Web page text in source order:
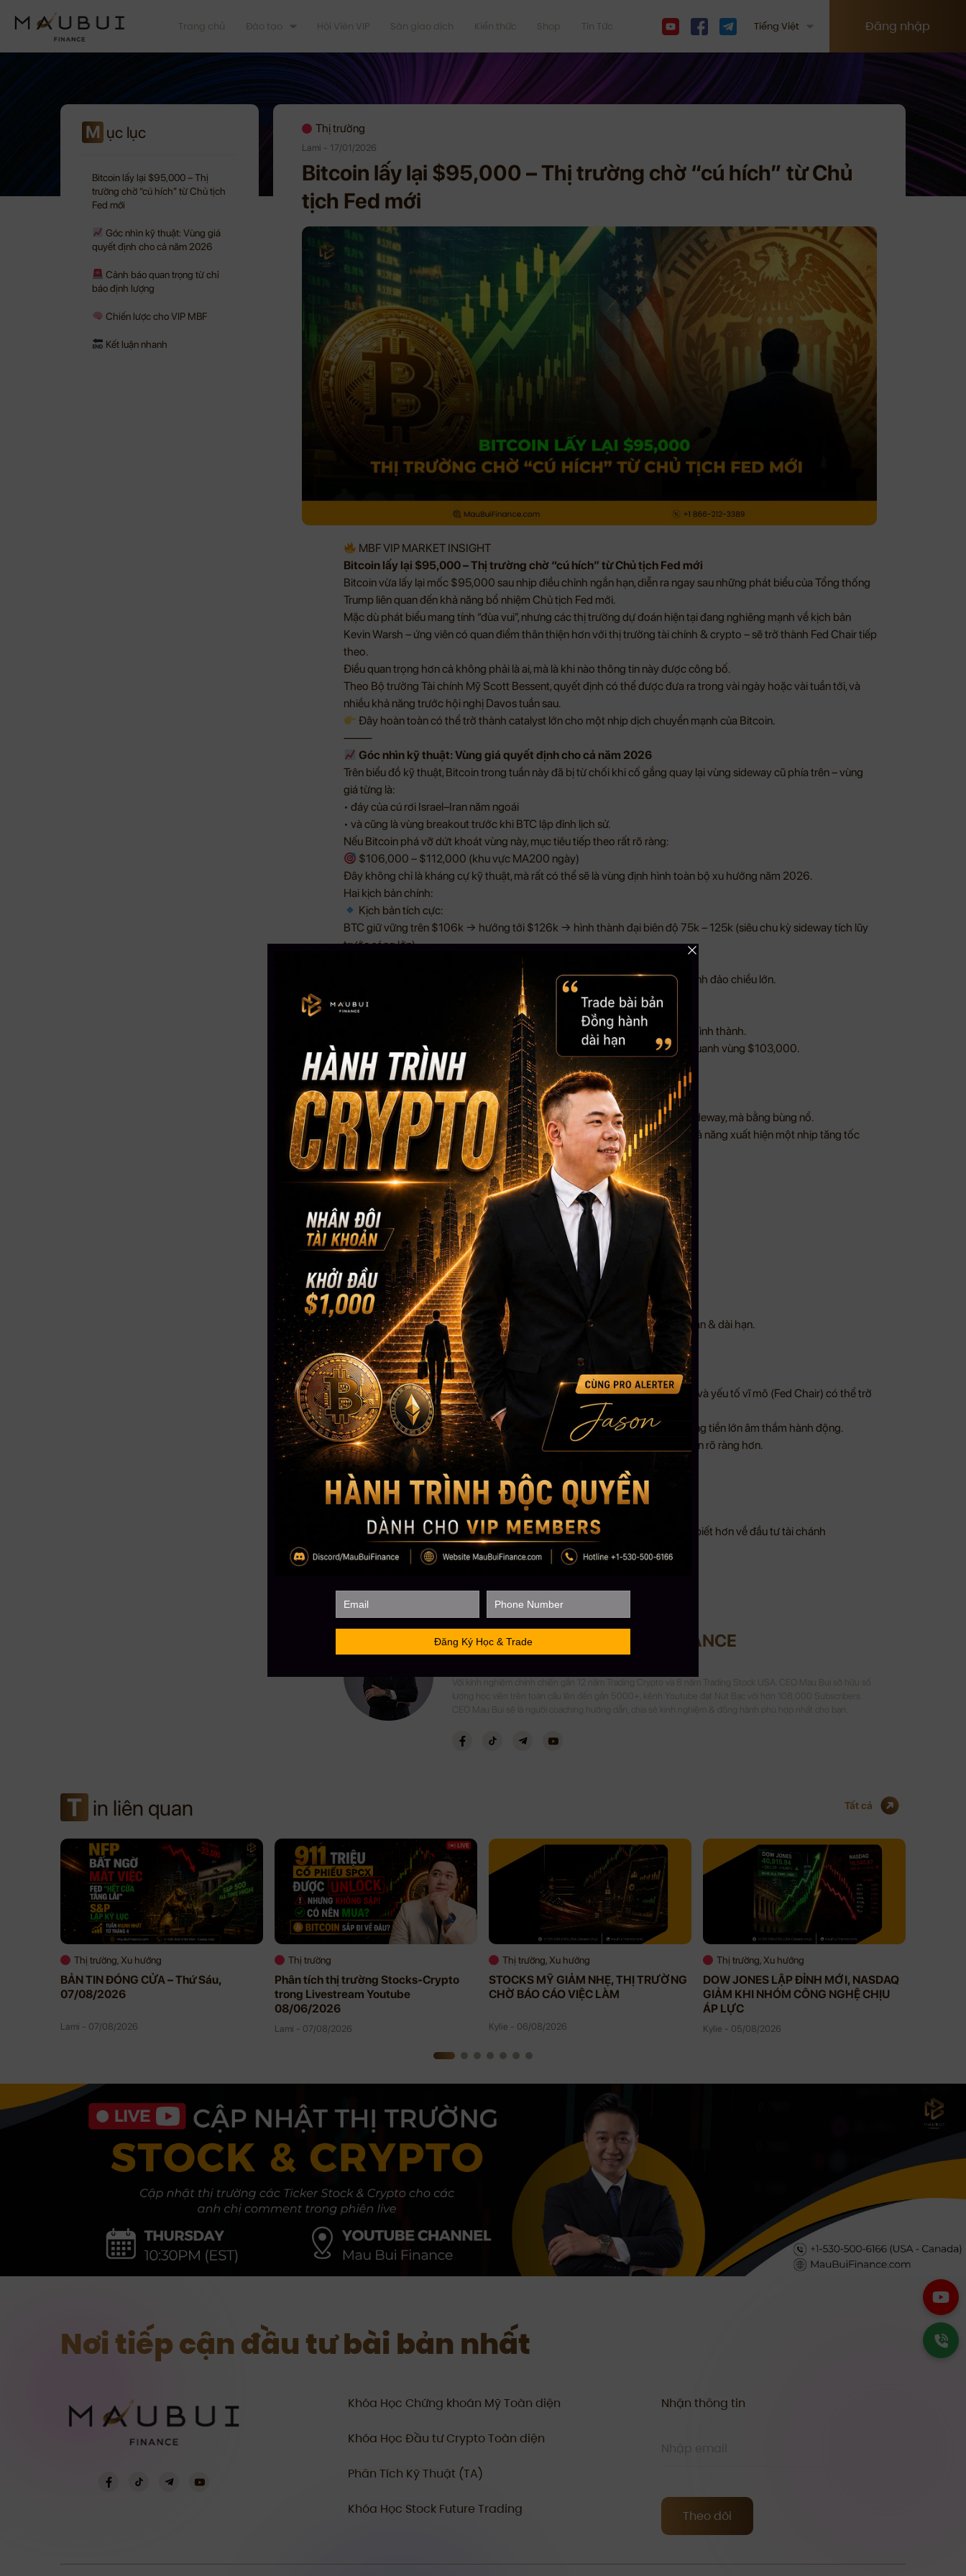
Trang chủ Đào tạo Hội Viên VIP Sàn giao dịch Kiến thức Shop Tin Tức Tiếng Việt Đăng nhập
M ục lục
Bitcoin lấy lại $95,000 – Thị
trường chờ “cú hích” từ Chủ tịch
Fed mới
Góc nhìn kỹ thuật: Vùng giá
quyết định cho cả năm 2026
Cảnh báo quan trọng từ chỉ
báo định lượng
Chiến lược cho VIP MBF
Kết luận nhanh
Thị trường
Lami - 17/01/2026
Bitcoin lấy lại $95,000 – Thị trường chờ “cú hích” từ Chủ
tịch Fed mới
MBF VIP MARKET INSIGHT
Bitcoin lấy lại $95,000 – Thị trường chờ “cú hích” từ Chủ tịch Fed mới
Bitcoin vừa lấy lại mốc $95,000 sau nhịp điều chỉnh ngắn hạn, diễn ra ngay sau những phát biểu của Tổng thống
Trump liên quan đến khả năng bổ nhiệm Chủ tịch Fed mới.
Mặc dù phát biểu mang tính “đùa vui”, nhưng các thị trường dự đoán hiện tại đang nghiêng mạnh về kịch bản
Kevin Warsh – ứng viên có quan điểm thân thiện hơn với thị trường tài chính & crypto – sẽ trở thành Fed Chair tiếp
theo.
Điều quan trọng hơn cả không phải là ai, mà là khi nào thông tin này được công bố.
Theo Bộ trưởng Tài chính Mỹ Scott Bessent, quyết định có thể được đưa ra trong vài ngày hoặc vài tuần tới, và
nhiều khả năng trước hội nghị Davos tuần sau.
Đây hoàn toàn có thể trở thành catalyst lớn cho một nhịp dịch chuyển mạnh của Bitcoin.
⸻
Góc nhìn kỹ thuật: Vùng giá quyết định cho cả năm 2026
Trên biểu đồ kỹ thuật, Bitcoin trong tuần này đã bị từ chối khi cố gắng quay lại vùng sideway cũ phía trên – vùng
giá từng là:
• đáy của cú rơi Israel–Iran năm ngoái
• và cũng là vùng breakout trước khi BTC lập đỉnh lịch sử.
Nếu Bitcoin phá vỡ dứt khoát vùng này, mục tiêu tiếp theo rất rõ ràng:
$106,000 – $112,000 (khu vực MA200 ngày)
Đây không chỉ là kháng cự kỹ thuật, mà rất có thể sẽ là vùng định hình toàn bộ xu hướng năm 2026.
Hai kịch bản chính:
Kịch bản tích cực:
BTC giữ vững trên $106k → hướng tới $126k → hình thành đại biên độ 75k – 125k (siêu chu kỳ sideway tích lũy
trước sóng lớn).
Kịch bản tiêu cực (xác suất thấp theo quan điểm MBF):
BTC bị từ chối mạnh ở 106k–112k → rơi lại dưới đáy cũ → hình thành mô hình đảo chiều lớn.
Cảnh báo quan trọng từ chỉ báo định lượng
Các chỉ báo định lượng nội bộ đang cho thấy phân kỳ tăng rất mạnh đang hình thành.
Mức đọc hiện tại tương đương thời điểm trước đây Bitcoin từng giao dịch quanh vùng $103,000.
Điều này hàm ý:
Giá hiện tại đang thấp hơn đáng kể so với trạng thái nội lực thị trường.
Thị trường có thể đang trong pha “nén lực – rung lắc – gom hàng”.
Trong quá khứ, những pha phân kỳ như vậy thường không kết thúc bằng sideway, mà bằng bùng nổ.
Vì vậy, nếu thông tin về Fed Chair mới được công bố trong giai đoạn này, khả năng xuất hiện một nhịp tăng tốc
mạnh là rất cao.
⸻
Chiến lược cho VIP MBF
• Đây không phải vùng để FOMO, mà là vùng để:
• theo dõi chặt phản ứng tại kháng cự
• giữ kỷ luật quản lý vốn
• và chuẩn bị cho pha “directional move”.
• Mốc cần theo dõi sát:
• Hỗ trợ: $92k – $95k
• Kháng cự then chốt: $97k → $103k → $106k – $112k
• Vùng $106k – $112k sẽ là nơi MBF đánh giá lại toàn bộ chiến lược trung hạn & dài hạn.
⸻
Kết luận nhanh
Bitcoin đang ở vùng bản lề của chu kỳ.
Nội lực thị trường đang cải thiện, dòng tiền thông minh có dấu hiệu quay lại, và yếu tố vĩ mô (Fed Chair) có thể trở
thành chất xúc tác cho pha bùng nổ kế tiếp.
Giai đoạn này thường khó chịu, rung lắc, nhiều nhiễu tin – nhưng lại là lúc dòng tiền lớn âm thầm hành động.
MBF sẽ tiếp tục cập nhật liên tục cho VIP ngay khi xuất hiện tín hiệu xác nhận rõ ràng hơn.
—
Mau Bui Finance – VIP Market Insight
Risk management first. Trend comes second. Capital survives everything.
——————–
MAU BUI FINANCE – Với sứ mệnh giúp hàng triệu người Việt toàn cầu hiểu biết hơn về đầu tư tài chánh
Hotline: +1 866-212-3389
MauBuiFinance.com
https://go.maubuifinance.com/vip
FOUNDER & CEO MAU BUI FINANCE
Với kinh nghiệm chinh chiến gần 12 năm Trading Crypto và 8 năm Trading Stock USA. CEO Mau Bui sở hữu số
lượng học viên trên toàn cầu lên đến gần 5000+, kênh Youtube đạt Nút Bạc với hơn 108,000 Subscribers.
CEO Mau Bui sẽ là người coaching hướng dẫn, chia sẻ kinh nghiệm & đồng hành phù hợp nhất cho bạn.
T in liên quan Tất cả
Thị trường, Xu hướng
BẢN TIN ĐÓNG CỬA – Thứ Sáu,
07/08/2026
Lami - 07/08/2026
Thị trường
Phân tích thị trường Stocks-Crypto
trong Livestream Youtube
08/06/2026
Lami - 07/08/2026
Thị trường, Xu hướng
STOCKS MỸ GIẢM NHẸ, THỊ TRƯỜNG
CHỜ BÁO CÁO VIỆC LÀM
Kylie - 06/08/2026
Thị trường, Xu hướng
DOW JONES LẬP ĐỈNH MỚI, NASDAQ
GIẢM KHI NHÓM CÔNG NGHỆ CHỊU
ÁP LỰC
Kylie - 05/08/2026
Nơi tiếp cận đầu tư bài bản nhất
Khóa Học Chứng khoán Mỹ Toàn diện
Khóa Học Đầu tư Crypto Toàn diện
Phân Tích Kỹ Thuật (TA)
Khóa Học Stock Future Trading
Nhận thông tin
Theo dõi